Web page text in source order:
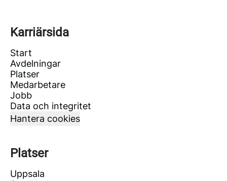
Karriärsida
Start
Avdelningar
Platser
Medarbetare
Jobb
Data och integritet
Hantera cookies
Platser
Uppsala